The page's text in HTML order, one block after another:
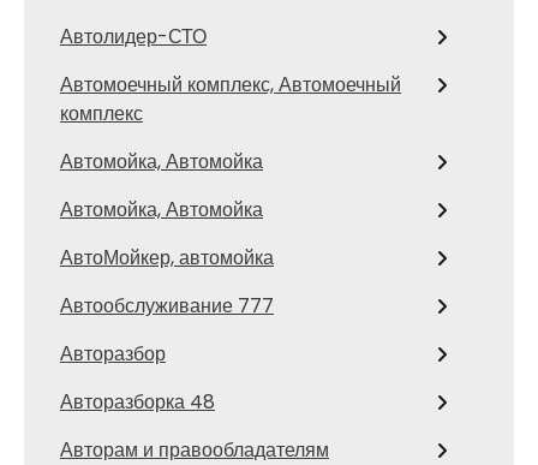
Автолидер-СТО
Автомоечный комплекс, Автомоечный
комплекс
Автомойка, Автомойка
Автомойка, Автомойка
АвтоМойкер, автомойка
Автообслуживание 777
Авторазбор
Авторазборка 48
Авторам и правообладателям